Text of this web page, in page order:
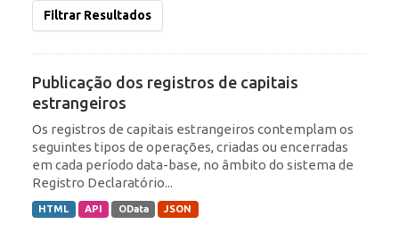
Filtrar Resultados
Publicação dos registros de capitais
estrangeiros
Os registros de capitais estrangeiros contemplam os
seguintes tipos de operações, criadas ou encerradas
em cada período data-base, no âmbito do sistema de
Registro Declaratório...
HTML API OData JSON